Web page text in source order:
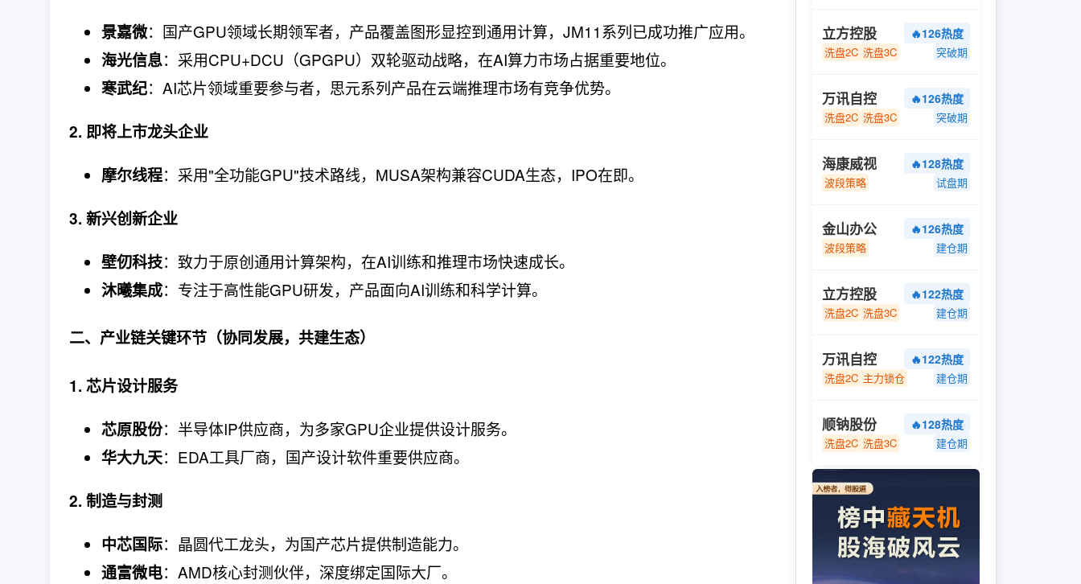
景嘉微：国产GPU领域长期领军者，产品覆盖图形显控到通用计算，JM11系列已成功推广应用。
海光信息：采用CPU+DCU（GPGPU）双轮驱动战略，在AI算力市场占据重要地位。
寒武纪：AI芯片领域重要参与者，思元系列产品在云端推理市场有竞争优势。
2. 即将上市龙头企业
摩尔线程：采用"全功能GPU"技术路线，MUSA架构兼容CUDA生态，IPO在即。
3. 新兴创新企业
壁仞科技：致力于原创通用计算架构，在AI训练和推理市场快速成长。
沐曦集成：专注于高性能GPU研发，产品面向AI训练和科学计算。
二、产业链关键环节（协同发展，共建生态）
1. 芯片设计服务
芯原股份：半导体IP供应商，为多家GPU企业提供设计服务。
华大九天：EDA工具厂商，国产设计软件重要供应商。
2. 制造与封测
中芯国际：晶圆代工龙头，为国产芯片提供制造能力。
通富微电：AMD核心封测伙伴，深度绑定国际大厂。
立方控股 🔥126热度
洗盘2C 洗盘3C 突破期
万讯自控 🔥126热度
洗盘2C 洗盘3C 突破期
海康威视 🔥128热度
波段策略 试盘期
金山办公 🔥126热度
波段策略 建仓期
立方控股 🔥122热度
洗盘2C 洗盘3C 建仓期
万讯自控 🔥122热度
洗盘2C 主力锁仓 建仓期
顺钠股份 🔥128热度
洗盘2C 洗盘3C 建仓期